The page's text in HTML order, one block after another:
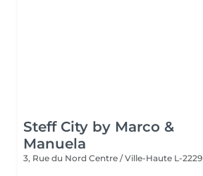
Steff City by Marco &
Manuela
3, Rue du Nord Centre / Ville-Haute L-2229